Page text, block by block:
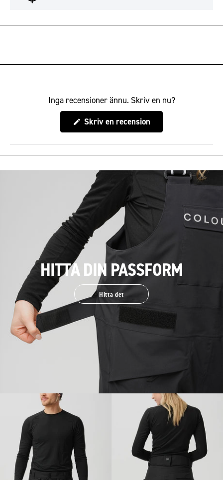
Inga recensioner ännu. Skriv en nu?
Skriv en recension
nytt
fönster)
HITTA DIN PASSFORM
Hitta det